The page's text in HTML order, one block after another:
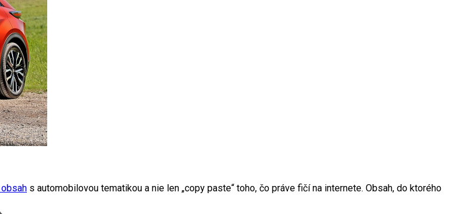
s automobilovou tematikou a nie len „copy paste“ toho, čo práve fičí na internete. Obsah, do ktorého